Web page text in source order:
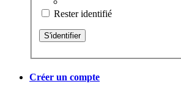
Rester identifié
Créer un compte